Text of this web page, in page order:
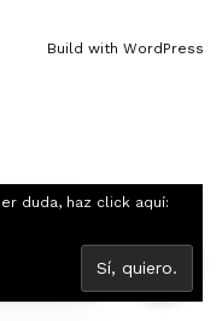
Build with WordPress
duda, haz click aquí:
You